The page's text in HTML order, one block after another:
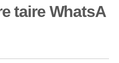
taire WhatsA